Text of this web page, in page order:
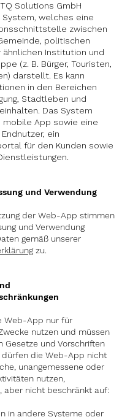
Solutions GmbH
welches eine
zwischen
politischen
ähnlichen Institution und
(z. B. Bürger, Touristen,
darstellt. Es kann
in den Bereichen
Stadtleben und
Das System
mobile App sowie eine
ein
für den Kunden sowie
und Verwendung
der Web-App stimmen
und Verwendung
gemäß unserer
zu.
Web-App nur für
nutzen und müssen
Gesetze und Vorschriften
dürfen die Web-App nicht
unangemessene oder
nutzen,
aber nicht beschränkt auf:
in andere Systeme oder